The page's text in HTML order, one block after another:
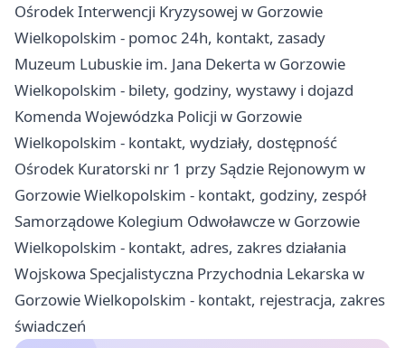
Ośrodek Interwencji Kryzysowej w Gorzowie
Wielkopolskim - pomoc 24h, kontakt, zasady
Muzeum Lubuskie im. Jana Dekerta w Gorzowie
Wielkopolskim - bilety, godziny, wystawy i dojazd
Komenda Wojewódzka Policji w Gorzowie
Wielkopolskim - kontakt, wydziały, dostępność
Ośrodek Kuratorski nr 1 przy Sądzie Rejonowym w
Gorzowie Wielkopolskim - kontakt, godziny, zespół
Samorządowe Kolegium Odwoławcze w Gorzowie
Wielkopolskim - kontakt, adres, zakres działania
Wojskowa Specjalistyczna Przychodnia Lekarska w
Gorzowie Wielkopolskim - kontakt, rejestracja, zakres
świadczeń